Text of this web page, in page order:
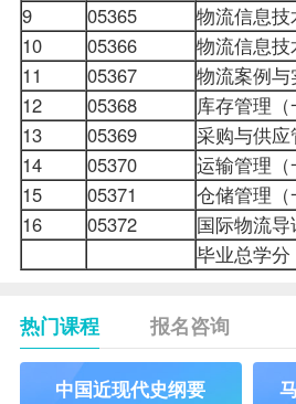
9
05365
物流信息
10
05366
物流信息
11
05367
物流案例
12
05368
库存管理
13
05369
采购与供
14
05370
运输管理
15
05371
仓储管理
16
05372
国际物流
毕业总学
热门课程 报名咨询
中国近现代史纲要